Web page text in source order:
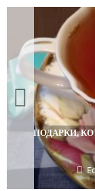
ПОДАРКИ,